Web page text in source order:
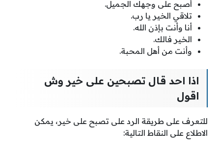
أصبح على وجهك الجميل.
تلاقي الخير يا رب.
أنا وأنت بإذن الله.
الخير فالك.
وأنت من أهل المحبة.
اذا احد قال تصبحين على خير وش
اقول
للتعرف على طريقة الرد على تصبح على خير، يمكن
الاطلاع على النقاط التالية: